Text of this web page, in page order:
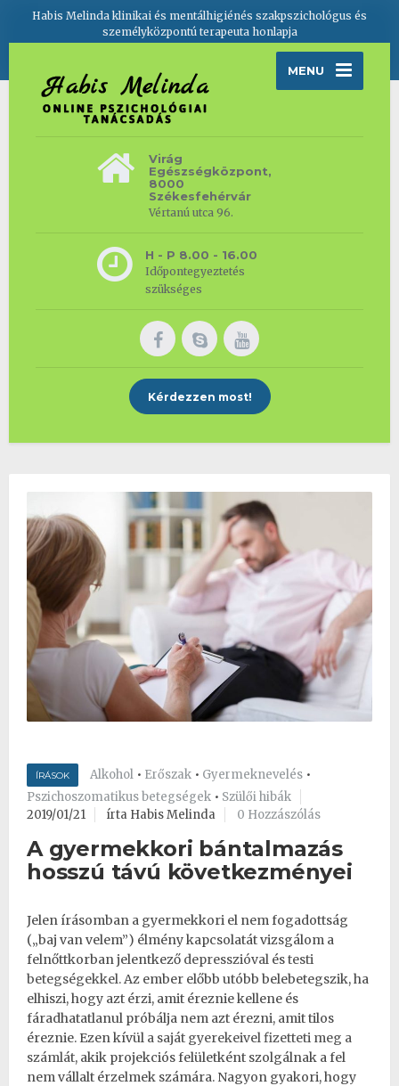
Habis Melinda klinikai és mentálhigiénés szakpszichológus és
személyközpontú terapeuta honlapja
MENU
Virág
Egészségközpont,
8000
Székesfehérvár
Vértanú utca 96.
H - P 8.00 - 16.00
Időpontegyeztetés
szükséges
Kérdezzen most!
ÍRÁSOK Alkohol • Erőszak • Gyermeknevelés •
Pszichoszomatikus betegségek • Szülői hibák
2019/01/21
írta Habis Melinda 0 Hozzászólás
A gyermekkori bántalmazás
hosszú távú következményei
Jelen írásomban a gyermekkori el nem fogadottság
(„baj van velem”) élmény kapcsolatát vizsgálom a
felnőttkorban jelentkező depresszióval éstesti
betegségekkel.Az ember előbb utóbb belebetegszik, ha
elhiszi, hogy azt érzi, amit éreznie kellene és
fáradhatatlanul próbálja nem azt érezni, amit tilos
éreznie. Ezen kívül a saját gyerekeivel fizetteti meg a
számlát, akik projekciós felületként szolgálnak a fel
nem vállalt érzelmek számára. Nagyon gyakori, hogy